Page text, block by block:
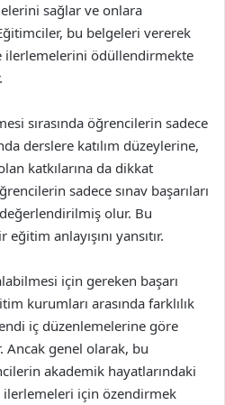
sağlar ve onlara
bu belgeleri vererek
ilerlemelerini ödüllendirmekte
sırasında öğrencilerin sadece
derslere katılım düzeylerine,
katkılarına da dikkat
sadece sınav başarıları
olur. Bu
anlayışını yansıtır.
için gereken başarı
kurumları arasında farklılık
iç düzenlemelerine göre
genel olarak, bu
akademik hayatlarındaki
ilerlemeleri için özendirmek